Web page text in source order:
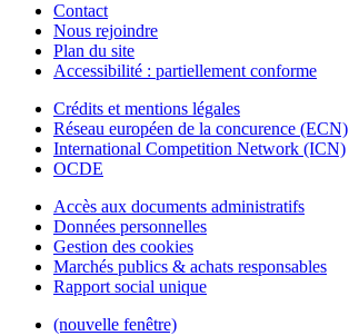
Contact
Nous rejoindre
Plan du site
Accessibilité : partiellement conforme
Crédits et mentions légales
Réseau européen de la concurence (ECN)
International Competition Network (ICN)
OCDE
Accès aux documents administratifs
Données personnelles
Gestion des cookies
Marchés publics & achats responsables
Rapport social unique
(nouvelle fenêtre)